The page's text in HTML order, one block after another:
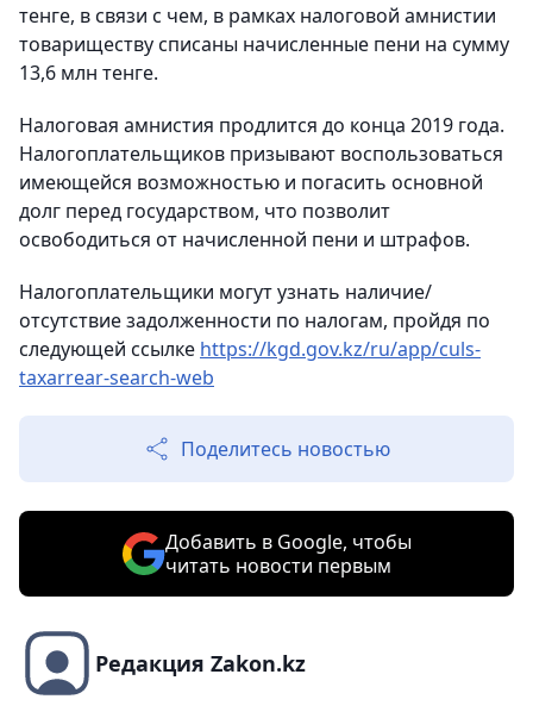
тенге, в связи с чем, в рамках налоговой амнистии
товариществу списаны начисленные пени на сумму
13,6 млн тенге.
Налоговая амнистия продлится до конца 2019 года.
Налогоплательщиков призывают воспользоваться
имеющейся возможностью и погасить основной
долг перед государством, что позволит
освободиться от начисленной пени и штрафов.
Налогоплательщики могут узнать наличие/
отсутствие задолженности по налогам, пройдя по
следующей ссылке https://kgd.gov.kz/ru/app/culs-
taxarrear-search-web
Поделитесь новостью
Добавить в Google, чтобы
читать новости первым
Редакция Zakon.kz